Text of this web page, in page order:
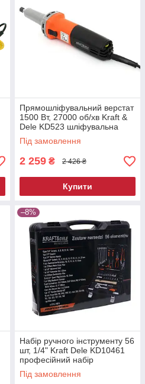
Прямошліфувальний верстат
1500 Вт, 27000 об/хв Kraft &
Dele KD523 шліфувальна
машина пряма
Під замовлення
2 259 ₴ 2 426 ₴
Купити
–8%
Набір ручного інструменту 56
шт, 1/4" Kraft Dele KD10461
професійний набір
інструментів
Під замовлення